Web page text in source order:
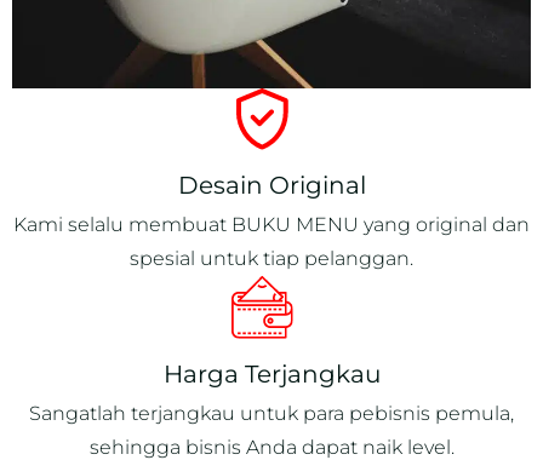
Desain Original
Kami selalu membuat BUKU MENU yang original dan
spesial untuk tiap pelanggan.
Harga Terjangkau
Sangatlah terjangkau untuk para pebisnis pemula,
sehingga bisnis Anda dapat naik level.